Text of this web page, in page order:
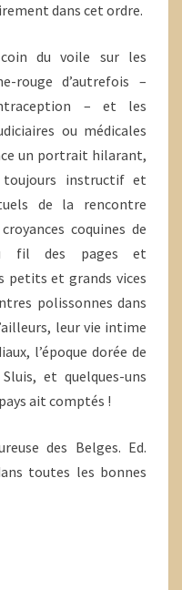
dans cet ordre.
coin du voile sur les
rouge d’autrefois –
– et les
ou médicales
un portrait hilarant,
toujours instructif et
de la rencontre
coquines de
fil des pages et
petits et grands vices
polissonnes dans
leur vie intime
l’époque dorée de
et quelques-uns
ait comptés !
des Belges. Ed.
toutes les bonnes